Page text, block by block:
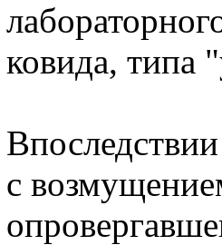
ковида, типа
с